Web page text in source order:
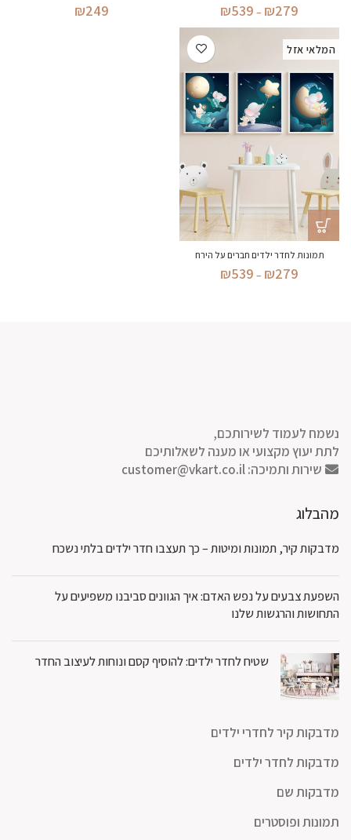
₪279
–
₪539
עד
₪249
המלאי אזל
תמונות לחדר ילדים חברים על הירח
₪279
–
₪539
נשמח לעמוד לשירותכם,
לתת יעוץ מקצועי או מענה לשאלותיכם
שירות ותמיכה:customer@vkart.co.il
מהבלוג
מדבקות קיר, תמונות ומיטות – כך תעצבו חדר ילדים בלתי נשכח
השפעת צבעים על נפש האדם: איך הגוונים סביבנו משפיעים על
התחושות והרגשות שלנו
שטיח לחדר ילדים: להוסיף קסם ונוחות לעיצוב החדר
מדבקות קיר לחדרי ילדים
מדבקות לחדר ילדים
מדבקות שם
תמונות ופוסטרים